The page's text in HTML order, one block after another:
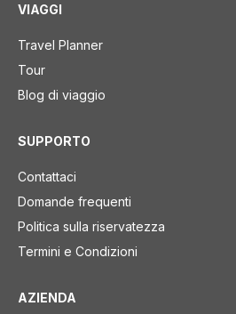
VIAGGI
Travel Planner
Tour
Blog di viaggio
SUPPORTO
Contattaci
Domande frequenti
Politica sulla riservatezza
Termini e Condizioni
AZIENDA